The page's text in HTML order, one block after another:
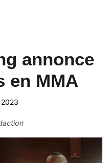
annonce
en MMA